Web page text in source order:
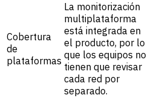
Cobertura
de
plataformas
La monitorización
multiplataforma
está integrada en
el producto, por lo
que los equipos no
tienen que revisar
cada red por
separado.